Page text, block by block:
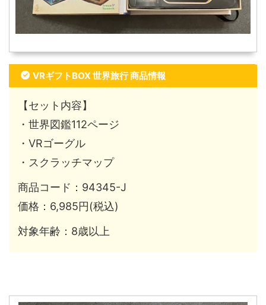
VRギフトBOX 世界旅行 商品情報
【セット内容】
・世界図鑑112ページ
・VRゴーグル
・スクラッチマップ
商品コード：94345-J
価格：6,985円(税込)
対象年齢：8歳以上